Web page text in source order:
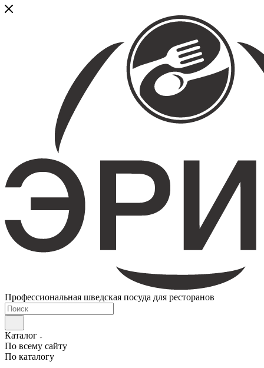
Профессиональная шведская посуда для ресторанов
Каталог
По всему сайту
По каталогу